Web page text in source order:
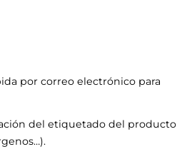
por correo electrónico para
del etiquetado del producto